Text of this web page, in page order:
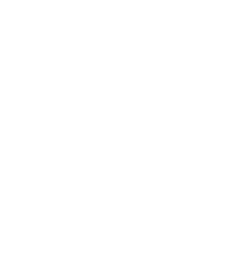
regie voeren als nieuwe
maken?